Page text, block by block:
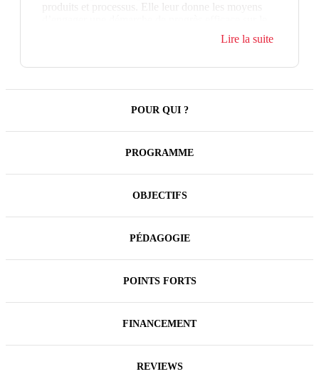
produits et processus. Elle leur donne les moyens
ne peut plus transiger sur la qualité perçue par le
Aujourd’hui qualité doit rimer avec conformité
Les responsables, techniciens qualité et responsables
d’équipes en production qui désirent devenir de
véritables moteurs de la démarche Qualité et
auront tous les outils en main à l'issue de cette
Lire la suite
POUR QUI ?
PROGRAMME
OBJECTIFS
PÉDAGOGIE
POINTS FORTS
FINANCEMENT
REVIEWS